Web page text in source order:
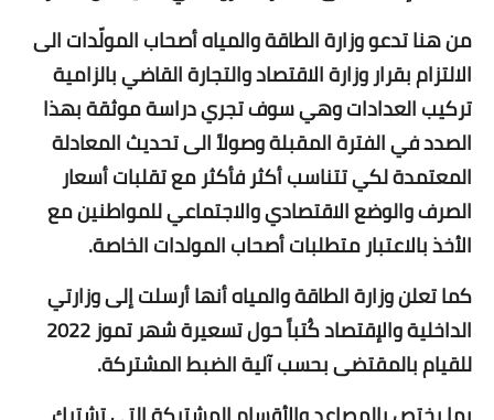
من هنا تدعو وزارة الطاقة والمياه أصحاب المولّدات الى
الالتزام بقرار وزارة الاقتصاد والتجارة القاضي بالزامية
تركيب العدادات وهي سوف تجري دراسة موثقة بهذا
الصدد في الفترة المقبلة وصولاً الى تحديث المعادلة
المعتمدة لكي تتناسب أكثر فأكثر مع تقلبات أسعار
الصرف والوضع الاقتصادي والاجتماعي للمواطنين مع
الأخذ بالاعتبار متطلبات أصحاب المولدات الخاصة.
كما تعلن وزارة الطاقة والمياه أنها أرسلت إلى وزارتي
الداخلية والإقتصاد كُتباً حول تسعيرة شهر تموز 2022
للقيام بالمقتضى بحسب آلية الضبط المشتركة.